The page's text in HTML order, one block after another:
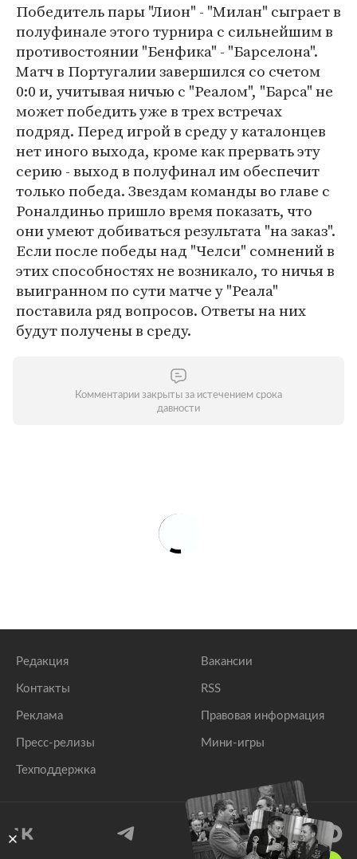
Победитель пары "Лион" - "Милан" сыграет в
полуфинале этого турнира с сильнейшим в
противостоянии "Бенфика" - "Барселона".
Матч в Португалии завершился со счетом
0:0 и, учитывая ничью с "Реалом", "Барса" не
может победить уже в трех встречах
подряд. Перед игрой в среду у каталонцев
нет иного выхода, кроме как прервать эту
серию - выход в полуфинал им обеспечит
только победа. Звездам команды во главе с
Роналдиньо пришло время показать, что
они умеют добиваться результата "на заказ".
Если после победы над "Челси" сомнений в
этих способностях не возникало, то ничья в
выигранном по сути матче у "Реала"
поставила ряд вопросов. Ответы на них
будут получены в среду.
Комментарии закрыты за истечением срока
давности
Редакция
Контакты
Реклама
Пресс-релизы
Техподдержка
Вакансии
RSS
Правовая информация
Мини-игры